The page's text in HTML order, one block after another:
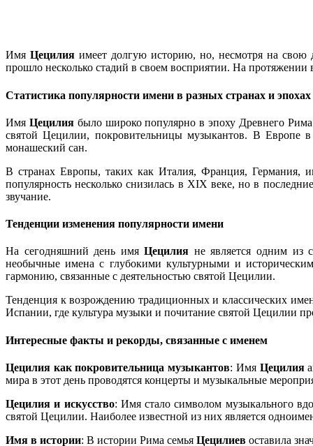
Имя Цецилияимеет долгую историю, но, несмотря на свою
прошло несколько стадий в своем восприятии. На
Статистика популярности имени в разных странах и эпохах
Имя Цецилиябыло широко популярно в эпоху Древнего Рима
святой Цецилии, покровительницы музыкантов. В Европе
монашеский сан.
В странах Европы, таких как Италия, Франция, Германия,
популярность несколько снизилась в XIX веке, но в
звучание.
Тенденции изменения популярности имени
На сегодняшний день имяЦецилия не является одним из
необычные имена с глубокими культурными и
гармонию, связанные с деятельностью святой Цецилии.
Тенденция к возрождению традиционных и классических
Испании, где культура музыки и почитание святой Цецилии
Интересные факты и рекорды, связанные с именем
Цецилия как покровительница музыкантов: Имя Цецилия
мира в этот день проводятся концерты и музыкальные
Цецилия и искусство: Имя стало символом музыкального
святой Цецилии. Наиболее известной из них является
Имя в истории: В истории Рима семья Цецилиев оставила